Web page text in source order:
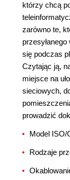
którzy chcą
zarówno te,
się podczas
Czytając ją,
miejsce na
sieciowych,
prowadzić
Model ISO/
Rodzaje